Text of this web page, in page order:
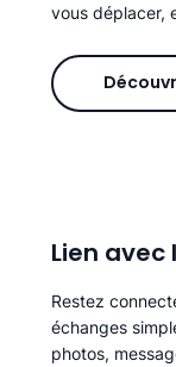
vous déplacer,
Lien
Restez
échanges
photos,